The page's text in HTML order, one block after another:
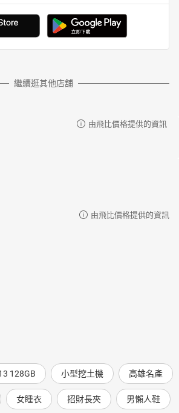
繼續逛其他店舖
由飛比價格提供的資訊
由飛比價格提供的資訊
128GB 小型挖土機 高雄名產
女睡衣 招財長夾 男懶人鞋